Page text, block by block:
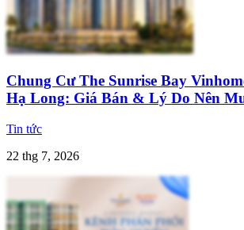
Chung Cư The Sunrise Bay
Hạ Long: Giá Bán & Lý Do Nên
Tin tức
22 thg 7, 2026